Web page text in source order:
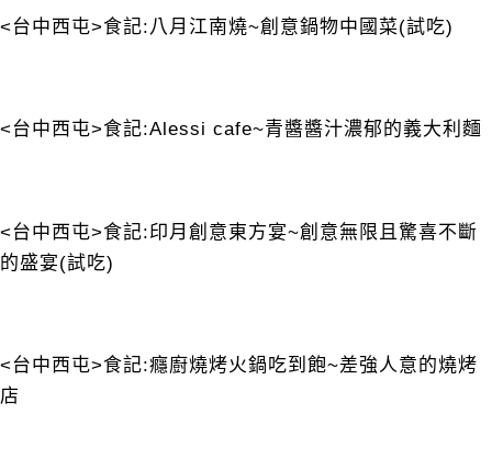
<台中西屯>食記:八月江南燒~創意鍋物中國菜(試吃)
<台中西屯>食記:Alessi cafe~青醬醬汁濃郁的義大利麵
<台中西屯>食記:印月創意東方宴~創意無限且驚喜不斷
的盛宴(試吃)
<台中西屯>食記:癮廚燒烤火鍋吃到飽~差強人意的燒烤
店